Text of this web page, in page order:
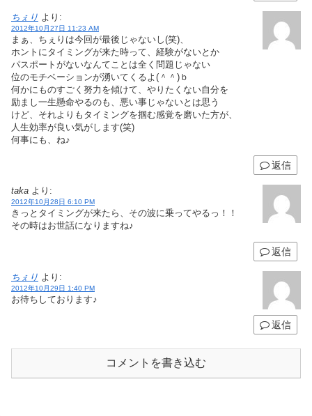
ちぇり より:
2012年10月27日 11:23 AM
まぁ、ちぇりは今回が最後じゃないし(笑)、
ホントにタイミングが来た時って、経験がないとか
パスポートがないなんてことは全く問題じゃない
位のモチベーションが湧いてくるよ(＾＾)ｂ
何かにものすごく努力を傾けて、やりたくない自分を
励まし一生懸命やるのも、悪い事じゃないとは思う
けど、それよりもタイミングを掴む感覚を磨いた方が、
人生効率が良い気がします(笑)
何事にも、ね♪
返信
taka より:
2012年10月28日 6:10 PM
きっとタイミングが来たら、その波に乗ってやるっ！！
その時はお世話になりますね♪
返信
ちぇり より:
2012年10月29日 1:40 PM
お待ちしております♪
返信
コメントを書き込む